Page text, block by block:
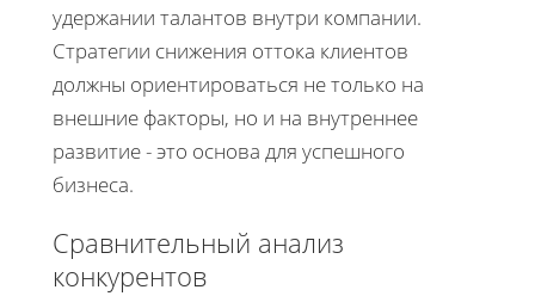
удержании талантов внутри компании.
Стратегии снижения оттока клиентов
должны ориентироваться не только на
внешние факторы, но и на внутреннее
развитие - это основа для успешного
бизнеса.
Сравнительный анализ
конкурентов